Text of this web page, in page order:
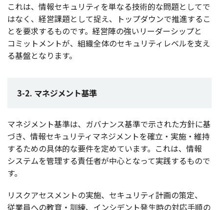
これは、 情報セキュリティを単なる技術的な問題としてで
はなく、 経営課題として捉え、 トップダウンで推進するこ
とを要求するものです。 経営陣の強いリーダーシップと
コミットメントが、 組織全体のセキュリティレベルを支え
る基盤となります。
3-2. マネジメント基準
マネジメント基準は、 ガバナンス基準で示された方針に基
づき、 情報セキュリティマネジメントを確立 ・ 実施 ・ 維持
するための具体的な要件を定めています。これは、 情報
システムを管理する責任者が中心となって実践するもので
す。
リスクアセスメントの実施、 セキュリティ計画の策定、
従業員への教育 ・ 訓練、 インシデント発生時の対応手順の